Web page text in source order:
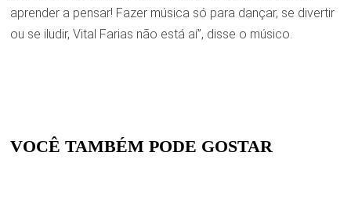
aprender a pensar! Fazer música só para dançar, se divertir
ou se iludir, Vital Farias não está aí”, disse o músico.
VOCÊ TAMBÉM PODE GOSTAR